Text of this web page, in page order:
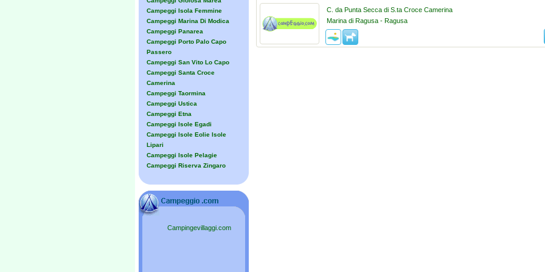
Campeggi Isola Femmine
Campeggi Marina Di Modica
Campeggi Panarea
Campeggi Porto Palo Capo
Passero
Campeggi San Vito Lo Capo
Campeggi Santa Croce
Camerina
Campeggi Taormina
Campeggi Ustica
Campeggi Etna
Campeggi Isole Egadi
Campeggi Isole Eolie Isole
Lipari
Campeggi Isole Pelagie
Campeggi Riserva Zingaro
Campingevillaggi.com
C. da Punta Secca di S.ta Croce Camerina
Marina di Ragusa - Ragusa